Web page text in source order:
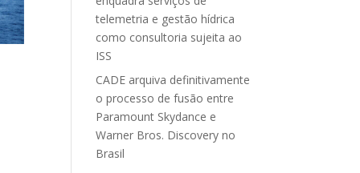
telemetria e gestão hídrica
como consultoria sujeita ao
ISS
CADE arquiva definitivamente
o processo de fusão entre
Paramount Skydance e
Warner Bros. Discovery no
Brasil